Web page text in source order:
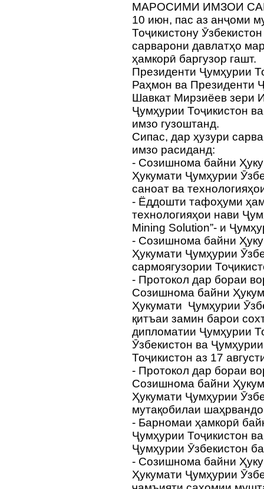
МАРОСИМИ ИМЗОИ
10 июн, пас аз анҷоми
Тоҷикистону
сарварони давлатҳо
ҳамкорӣ баргузор гашт.
Президенти Ҷумҳурии
Раҳмон ва Президенти
Шавкат Мирзиёев зери
Ҷумҳурии Тоҷикистон
имзо гузоштанд.
Сипас, дар ҳузури
имзо расиданд:
- Созишнома байни
Ҳукумати Ҷумҳурии
саноат ва
- Ёддошти тафоҳуми
технологияҳои нави
Mining Solution”- и
- Созишнома байни
Ҳукумати Ҷумҳурии
сармоягузории
- Протокол дар бораи
Созишнома байни
Ҳукумати Ҷумҳурии
қитъаи замин барои
дипломатии Ҷумҳурии
Ӯзбекистон ва
Тоҷикистон аз 17
- Протокол дар бораи
Созишнома байни
Ҳукумати Ҷумҳурии
мутақобилаи
- Барномаи ҳамкорӣ
Ҷумҳурии Тоҷикистон
Ҷумҳурии Ӯзбекистон
- Созишнома байни
Ҳукумати Ҷумҳурии